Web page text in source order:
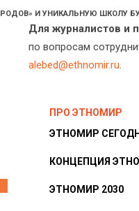
И УНИКАЛЬНУЮ ШКОЛУ
Для журналистов и
по вопросам
alebed@ethnomir.ru.
ПРО ЭТНОМИР
ЭТНОМИР
КОНЦЕПЦИЯ
ЭТНОМИР 2030